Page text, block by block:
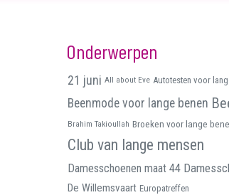
Onderwerpen
21 juni All about Eve Autotesten voor
Beenmode voor lange benen
Brahim Takioullah Broeken voor lange
Club van lange mensen
Damesschoenen maat 44
De Willemsvaart Europatreffen